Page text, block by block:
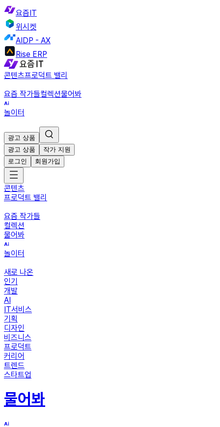
요즘IT
위시켓
AIDP - AX
Rise ERP
콘텐츠프로덕트 밸리
요즘 작가들컬렉션물어봐
놀이터
광고 상품
광고 상품
작가 지원
로그인
회원가입
콘텐츠
프로덕트 밸리
요즘 작가들
컬렉션
물어봐
놀이터
새로 나온
인기
개발
AI
IT서비스
기획
디자인
비즈니스
프로덕트
커리어
트렌드
스타트업
물어봐